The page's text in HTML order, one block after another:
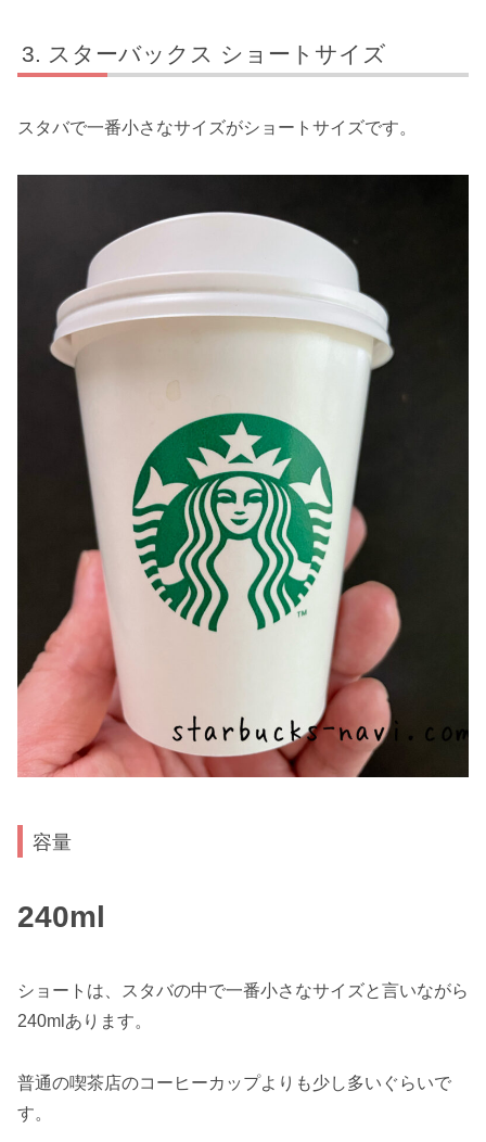
スターバックス ショートサイズ
スタバで一番小さなサイズがショートサイズです。
容量
240ml
ショートは、スタバの中で一番小さなサイズと言いながら
240mlあります。
普通の喫茶店のコーヒーカップよりも少し多いぐらいで
す。